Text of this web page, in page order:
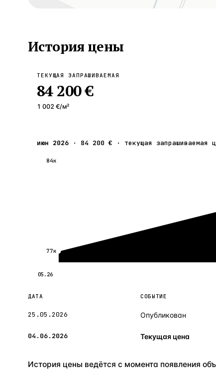
История цены
ТЕКУЩАЯ ЗАПРАШИВАЕМАЯ
84 200 €
1 002 €/м²
июн 2026 · 84 200 € · текущая запрашиваемая
84к
77к
05.26
ДАТА СОБЫТИЕ
25.05.2026 Опубликован
04.06.2026 Текущая цена
История цены ведётся с момента появления